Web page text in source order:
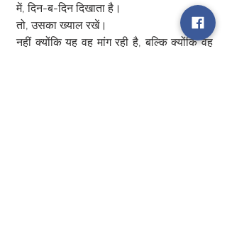
में, दिन-ब-दिन दिखाता है।
तो, उसका ख्याल रखें।
नहीं क्योंकि यह वह मांग रही है, बल्कि क्योंकि वह